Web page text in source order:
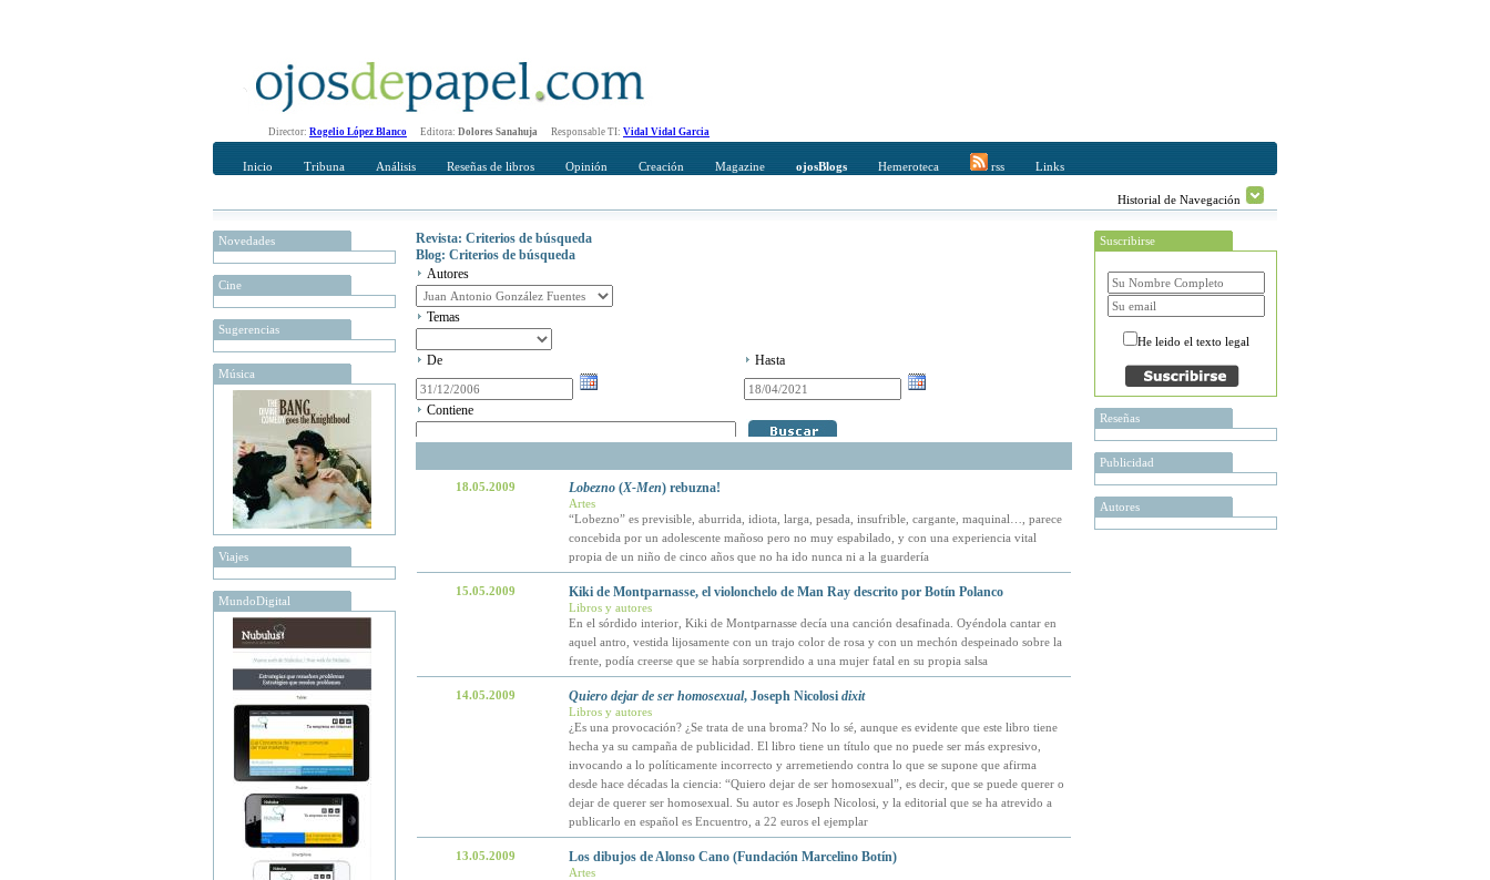
Director: Rogelio López Blanco Editora: Dolores Sanahuja Responsable TI: Vidal Vidal Garcia
Inicio Tribuna Análisis Reseñas de libros Opinión Creación Magazine ojosBlogs Hemeroteca rss Links
Historial de Navegación
Novedades
Cine
Sugerencias
Música
Viajes
MundoDigital
Revista: Criterios de búsqueda
Blog: Criterios de búsqueda
Autores
Temas
De Hasta
Contiene
18.05.2009 Lobezno(X-Men) rebuzna!
Artes
“Lobezno” es previsible, aburrida, idiota, larga, pesada, insufrible, cargante, maquinal…, parece
concebida por un adolescente mañoso pero no muy espabilado, y con una experiencia vital
propia de un niño de cinco años que no ha ido nunca ni a la guardería
15.05.2009 Kiki de Montparnasse, el violonchelo de Man Ray descrito por Botín Polanco
Libros y autores
En el sórdido interior, Kiki de Montparnasse decía una canción desafinada. Oyéndola cantar en
aquel antro, vestida lijosamente con un trajo color de rosa y con un mechón despeinado sobre la
frente, podía creerse que se había sorprendido a una mujer fatal en su propia salsa
14.05.2009 Quiero dejar de ser homosexual, Joseph Nicolosi dixit
Libros y autores
¿Es una provocación? ¿Se trata de una broma? No lo sé, aunque es evidente que este libro tiene
hecha ya su campaña de publicidad. El libro tiene un título que no puede ser más expresivo,
invocando a lo políticamente incorrecto y arremetiendo contra lo que se supone que afirma
desde hace décadas la ciencia: “Quiero dejar de ser homosexual”, es decir, que se puede querer o
dejar de querer ser homosexual. Su autor es Joseph Nicolosi, y la editorial que se ha atrevido a
publicarlo en español es Encuentro, a 22 euros el ejemplar
13.05.2009 Los dibujos de Alonso Cano (Fundación Marcelino Botín)
Artes
Suscribirse
He leido el texto legal
Reseñas
Publicidad
Autores